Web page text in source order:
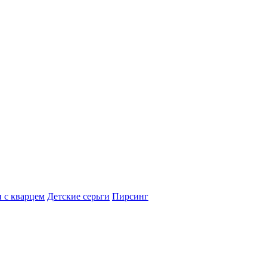
с кварцем Детские серьги Пирсинг